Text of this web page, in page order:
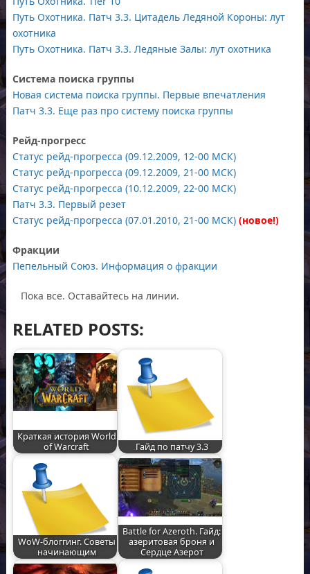
Путь Охотника. Патч 3.3. Цитадель Ледяной Короны: лут
охотника
Путь Охотника. Патч 3.3. Ледяные Залы: лут охотника
Система поиска группы
Новая система поиска группы. Первые впечатления
Патч 3.3. Еще раз про систему поиска группы
Рейд-прогресс
Статус рейд-прогресса (09.12.2009, 12-00 МСК)
Статус рейд-прогресса (09.12.2009, 21-00 МСК)
Статус рейд-прогресса (10.12.2009, 22-00 МСК)
Патч 3.3. Первый резет
Статус рейд-прогресса (07.01.2010, 21-00 МСК)(новое!)
Фракции
Пепельный Союз. Информация о фракции
Пока все. Оставайтесь на линии.
RELATED POSTS:
Краткая история World
of Warcraft
Гайд по патчу 3.3
WoW-блоггинг. Советы
начинающим
Battle for Azeroth. Гайд:
азеритовая броня и
Сердце Азерот